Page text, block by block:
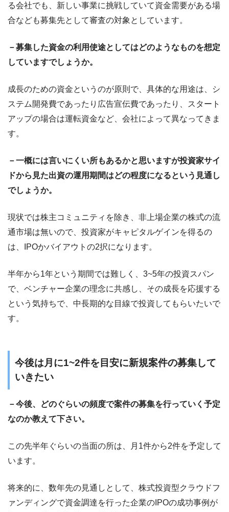
る会社でも、新しい事業に挑戦していて資金需要がある場
合なども募集先として審査の対象としています。
－募集した資金の利用使途としてはどのようなものを想定
していますでしょうか。
成長のための資金というのが原則で、具体的な用途は、シ
ステム開発費であったり広告宣伝費であったり、スタート
アップの場合は運転資金など、会社によって異なってきま
す。
－一概には言いにくい所もあるかと思いますが投資家サイ
ドから見た出資の運用期間はどの程度になるという見通し
でしょうか。
現状では株主コミュニティを除き、非上場企業の株式の流
通市場は無いので、投資家がキャピタルゲインを得るの
は、IPOかバイアウトの2択になります。
半年から1年という期間では難しく、3~5年の投資スパン
で、ベンチャー企業の理念に共感し、その成長を応援する
という気持ちで、中長期的な目線で投資してもらいたいで
す。
今後は月に1~2件を目安に新規案件の募集して
いきたい
－今後、どのぐらいの頻度で案件の募集を行っていく予定
なのか教えて下さい。
この先半年ぐらいの当面の所は、月1件から2件を予定して
います。
将来的に、数年先の見通しとして、株式投資型クラウドフ
ァンディングで資金調達を行った企業のIPOの成功事例が